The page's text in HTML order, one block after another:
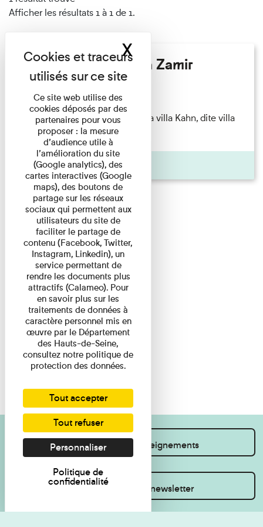
Afficher les résultats 1 à 1 de 1.
Hélène Gaudy - Villa Zamir
Lecture
couchant) [Angle nord-est de la villa Kahn, dite villa
Zamir et lumières du ...
Pages
Je souhaite des renseignements
Inscrivez-vous à la newsletter
Ce site web utilise des
cookies déposés par des
partenaires pour vous
proposer : la mesure
d’audience utile à
l’amélioration du site
(Google analytics), des
cartes interactives (Google
maps), des boutons de
partage sur les réseaux
sociaux qui permettent aux
utilisateurs du site de
faciliter le partage de
contenu (Facebook, Twitter,
Instagram, Linkedin), un
service permettant de
rendre les documents plus
attractifs (Calameo). Pour
en savoir plus sur les
traitements de données à
caractère personnel mis en
œuvre par le Département
des Hauts-de-Seine,
consultez notre politique de
protection des données.
Tout accepter
Tout refuser
Personnaliser
Politique de
confidentialité
XMasquer le